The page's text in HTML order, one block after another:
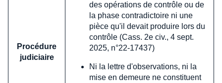
Procédure
judiciaire
des opérations de contrôle ou de
la phase contradictoire ni une
pièce qu'il devait produire lors du
contrôle (Cass. 2e civ., 4 sept.
2025, n°22-17437)
Ni la lettre d'observations, ni la
mise en demeure ne constituent